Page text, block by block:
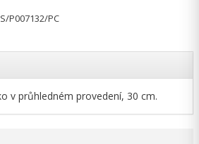
P007132/PC
v průhledném provedení, 30 cm.